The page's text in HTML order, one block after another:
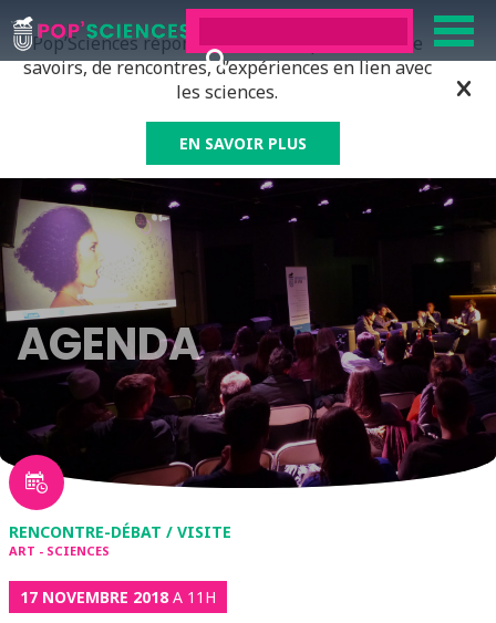
Pop’Sciences répond à tous ceux qui ont soif de
savoirs, de rencontres, d’expériences en lien avec
les sciences.
EN SAVOIR PLUS
AGENDA
RENCONTRE-DÉBAT / VISITE
ART - SCIENCES
17 NOVEMBRE 2018A 11H